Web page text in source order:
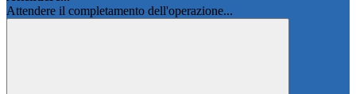
Attendere il completamento dell'operazione...